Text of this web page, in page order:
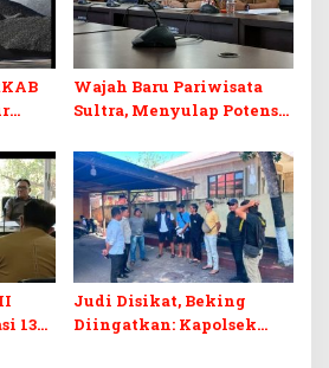
dan
Wajah Baru Pariwisata
Sultra, Menyulap Potensi
Digital dan Penguatan
Ekraf
13
Judi Disikat, Beking
Diingatkan: Kapolsek